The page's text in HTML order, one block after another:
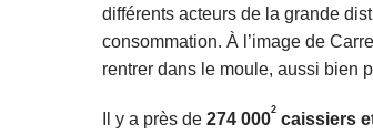
différents acteurs de la grande
consommation. À l’image de
rentrer dans le moule, aussi bien
Il y a près de 274 0002 caissiers